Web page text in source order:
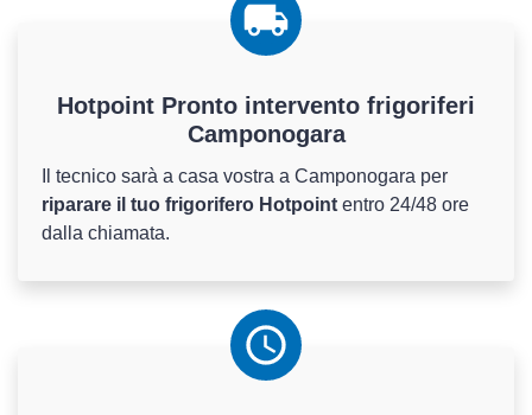
Hotpoint Pronto intervento frigoriferi
Camponogara
Il tecnico sarà a casa vostra a Camponogara per
riparare il tuo frigorifero Hotpoint entro 24/48 ore
dalla chiamata.